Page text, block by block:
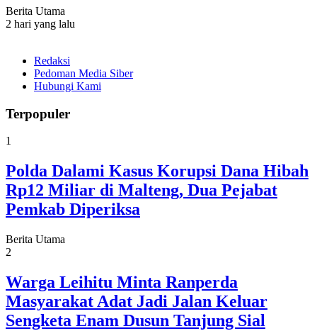
Berita Utama
2 hari yang lalu
Redaksi
Pedoman Media Siber
Hubungi Kami
Terpopuler
1
Polda Dalami Kasus Korupsi Dana Hibah
Rp12 Miliar di Malteng, Dua Pejabat
Pemkab Diperiksa
Berita Utama
2
Warga Leihitu Minta Ranperda
Masyarakat Adat Jadi Jalan Keluar
Sengketa Enam Dusun Tanjung Sial